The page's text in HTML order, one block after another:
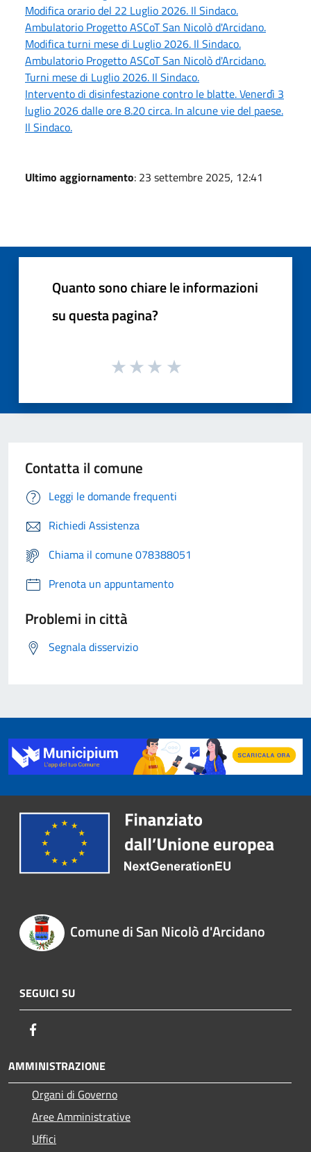
Modifica orario del 22 Luglio 2026. Il Sindaco.
Ambulatorio Progetto ASCoT San Nicolò d'Arcidano.
Modifica turni mese di Luglio 2026. Il Sindaco.
Ambulatorio Progetto ASCoT San Nicolò d'Arcidano.
Turni mese di Luglio 2026. Il Sindaco.
Intervento di disinfestazione contro le blatte. Venerdì 3
luglio 2026 dalle ore 8.20 circa. In alcune vie del paese.
Il Sindaco.
Ultimo aggiornamento: 23 settembre 2025, 12:41
Quanto sono chiare le informazioni
su questa pagina?
Contatta il comune
Leggi le domande frequenti
Richiedi Assistenza
Chiama il comune 078388051
Prenota un appuntamento
Problemi in città
Segnala disservizio
Comune di San Nicolò d'Arcidano
SEGUICI SU
AMMINISTRAZIONE
Organi di Governo
Aree Amministrative
Uffici